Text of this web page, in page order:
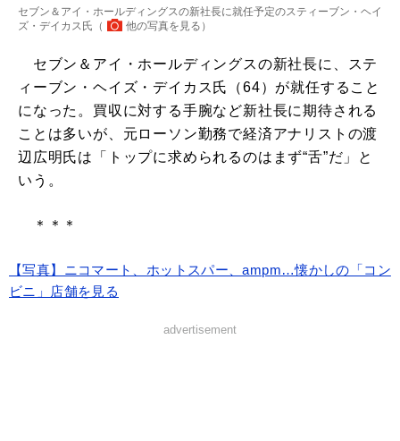
セブン＆アイ・ホールディングスの新社長に就任予定のスティーブン・ヘイ
ズ・デイカス氏（
他の写真を見る ）
セブン＆アイ・ホールディングスの新社長に、ステ
ィーブン・ヘイズ・デイカス氏（64）が就任すること
になった。買収に対する手腕など新社長に期待される
ことは多いが、元ローソン勤務で経済アナリストの渡
辺広明氏は「トップに求められるのはまず“舌”だ」と
いう。
＊＊＊
【写真】ニコマート、ホットスパー、ampm…懐かしの「コン
ビニ」店舗を見る
advertisement